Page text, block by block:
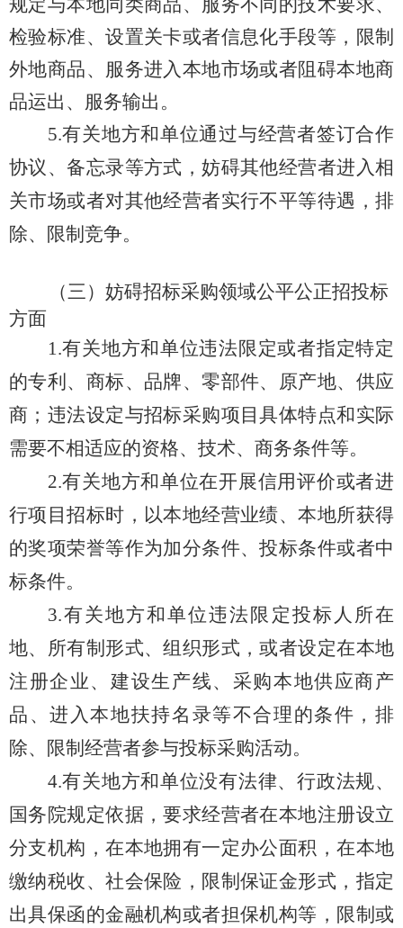
规定与本地同类商品、服务不同的技术要求、
检验标准、设置关卡或者信息化手段等，限制
外地商品、服务进入本地市场或者阻碍本地商
品运出、服务输出 。
5.有关地方和单位通过与经营者签订合作
协议、备忘录等方式，妨碍其他经营者进入相
关市场或者对其他经营者实行不平等待遇，排
除、限制竞争。
（三）妨碍招标采购领域公平公正招投标
方面
1.有关地方和单位违法限定或者指定特定
的专利、商标、品牌、零部件、原产地、供应
商；违法设定与招标采购项目具体特点和实际
需要不相适应的资格、技术、商务条件等。
2.有关地方和单位在开展信用评价或者进
行项目招标时，以本地经营业绩、本地所获得
的奖项荣誉等作为加分条件、投标条件或者中
标条件。
3.有关地方和单位违法限定投标人所在
地、所有制形式、组织形式，或者设定在本地
注册企业、建设生产线、采购本地供应商产
品、进入本地扶持名录等不合理的条件 ，排
除、限制经营者参与投标采购活动。
4.有关地方和单位没有法律、行政法规、
国务院规定依据，要求经营者在本地注册设立
分支机构，在本地拥有一定办公面积，在本地
缴纳税收、社会保险 ， 限制保证金形式，指定
出具保函的金融机构或者担保机构等，限制或